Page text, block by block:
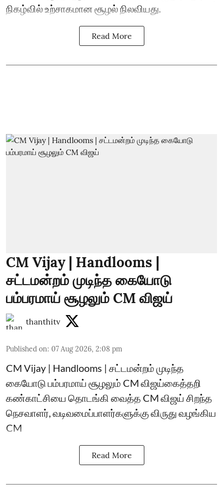
நிகழ்வில் உற்சாகமான சூழல் நிலவியது.
Read More
CM Vijay | Handlooms |
சட்டமன்றம் முடிந்த கையோடு
பம்பரமாய் சூழலும் CM விஜய்
thanthitv
Published on: 07 Aug 2026, 2:08 pm
CM Vijay | Handlooms | சட்டமன்றம் முடிந்த
கையோடு பம்பரமாய் சூழலும் CM விஜய்கைத்தறி
கண்காட்சியை தொடங்கி வைத்த CM விஜய் சிறந்த
நெசவாளர், வடிவமைப்பாளர்களுக்கு விருது வழங்கிய
CM
Read More